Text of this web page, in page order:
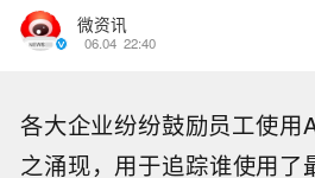
微资讯
06.04 22:40
各大企业纷纷鼓励员工使用
之涌现，用于追踪谁使用了